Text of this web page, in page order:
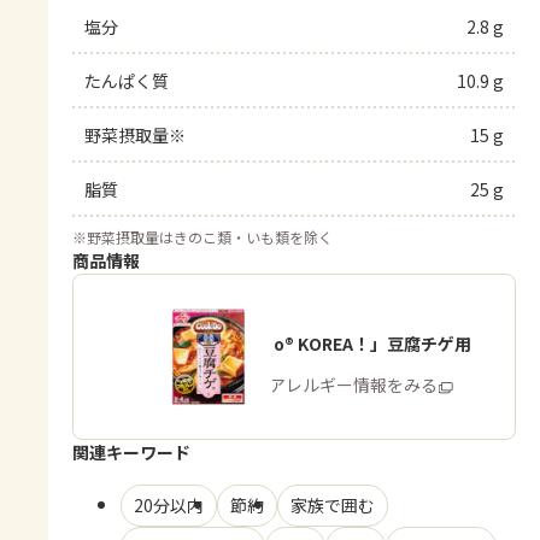
塩分 2.8 g
たんぱく質 10.9 g
野菜摂取量※ 15 g
脂質 25 g
※野菜摂取量はきのこ類・いも類を除く
商品情報
「Cook Do® KOREA！」豆腐チゲ用
商品・アレルギー情報をみる
関連キーワード
20分以内 節約
家族で囲む